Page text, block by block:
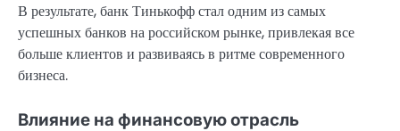
В результате, банк Тинькофф стал одним из самых
успешных банков на российском рынке, привлекая все
больше клиентов и развиваясь в ритме современного
бизнеса.
Влияние на финансовую отрасль